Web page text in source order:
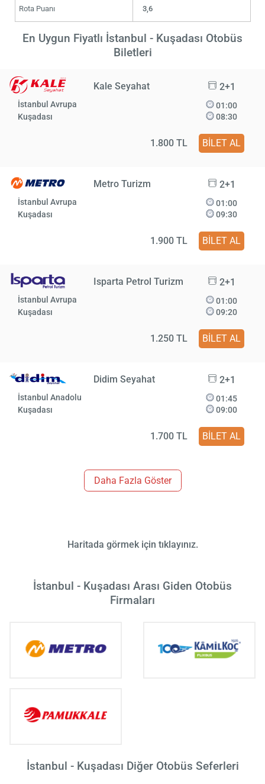
Rota Puanı 3,6
En Uygun Fiyatlı İstanbul - Kuşadası Otobüs
Biletleri
Kale Seyahat 2+1
İstanbul Avrupa
Kuşadası
01:00
08:30
1.800 TL BİLET AL
Metro Turizm 2+1
İstanbul Avrupa
Kuşadası
01:00
09:30
1.900 TL BİLET AL
Isparta Petrol Turizm 2+1
İstanbul Avrupa
Kuşadası
01:00
09:20
1.250 TL BİLET AL
Didim Seyahat 2+1
İstanbul Anadolu
Kuşadası
01:45
09:00
1.700 TL BİLET AL
Daha Fazla Göster
Haritada görmek için tıklayınız.
İstanbul - Kuşadası Arası Giden Otobüs
Firmaları
İstanbul - Kuşadası Diğer Otobüs Seferleri